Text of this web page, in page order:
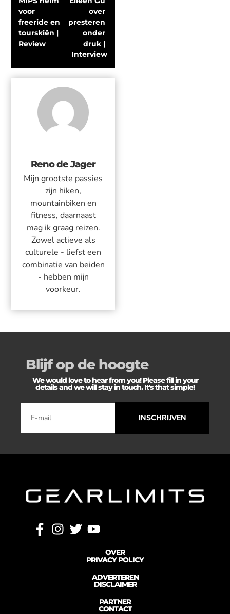
voor
freeride en
tourskiën |
Review
over
presteren
onder
druk |
Interview
Reno de Jager
Mijn grootste passies
zijn hiken,
mountainbiken en
fitness, daarnaast
mag ik graag reizen.
Zowel actieve als
culturele - liefst een
combinatie van beiden
- hebben mijn
voorkeur.
Blijf op de hoogte
We would love to hear from you! Please fill in your
details and we will stay in touch. It's that simple!
INSCHRIJVEN
OVER
PRIVACY POLICY
ADVERTEREN
DISCLAIMER
PARTNER
CONTACT